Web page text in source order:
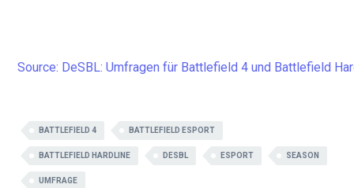
Source: DeSBL: Umfragen für Battlefield 4 und Battlefield
BATTLEFIELD 4 BATTLEFIELD ESPORT
BATTLEFIELD HARDLINE DESBL ESPORT SEASON
UMFRAGE